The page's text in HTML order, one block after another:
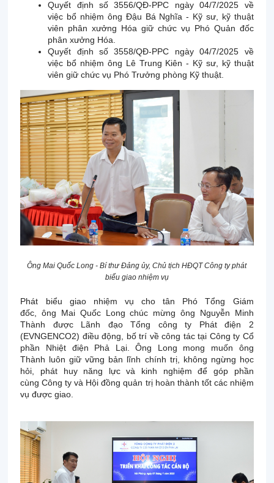
Quyết định số 3556/QĐ-PPC ngày 04/7/2025 về
việc bổ nhiệm ông Đậu Bá Nghĩa - Kỹ sư, kỹ thuật
viên phân xưởng Hóa giữ chức vụ Phó Quản đốc
phân xưởng Hóa.
Quyết định số 3558/QĐ-PPC ngày 04/7/2025 về
việc bổ nhiệm ông Lê Trung Kiên - Kỹ sư, kỹ thuật
viên giữ chức vụ Phó Trưởng phòng Kỹ thuật.
Ông Mai Quốc Long - Bí thư Đảng ủy, Chủ tịch HĐQT Công ty phát
biểu giao nhiệm vụ
Phát biểu giao nhiệm vụ cho tân Phó Tổng Giám
đốc, ông Mai Quốc Long chúc mừng ông Nguyễn Minh
Thành được Lãnh đạo Tổng công ty Phát điện 2
(EVNGENCO2) điều động, bố trí về công tác tại Công ty Cổ
phần Nhiệt điện Phả Lại. Ông Long mong muốn ông
Thành luôn giữ vững bản lĩnh chính trị, không ngừng học
hỏi, phát huy năng lực và kinh nghiệm để góp phần
cùng Công ty và Hội đồng quản trị hoàn thành tốt các nhiệm
vụ được giao.